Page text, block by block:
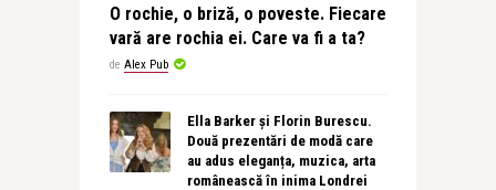
O rochie, o briză, o poveste. Fiecare
vară are rochia ei. Care va fi a ta?
de Alex Pub
Ella Barker și Florin Burescu.
Două prezentări de modă care
au adus eleganța, muzica, arta
românească în inima Londrei